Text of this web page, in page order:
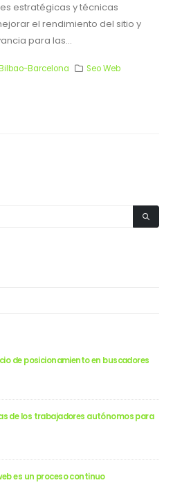
estratégicas y técnicas
el rendimiento del sitio y
para las...
Barcelona
Seo Web
de posicionamiento en buscadores
de los trabajadores autónomos para
es un proceso continuo